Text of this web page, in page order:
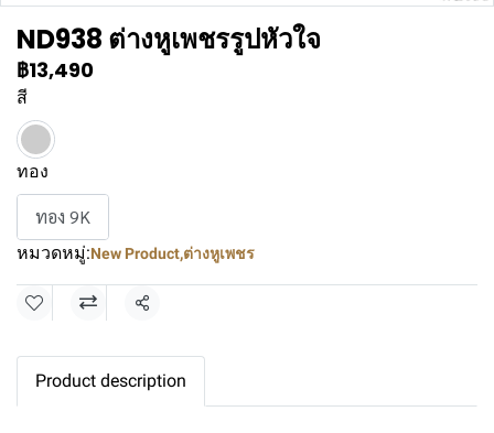
ND938 ต่างหูเพชรรูปหัวใจ
฿13,490
สี
ทอง
ทอง 9K
หมวดหมู่:New Product,ต่างหูเพชร
แชร์
Product description